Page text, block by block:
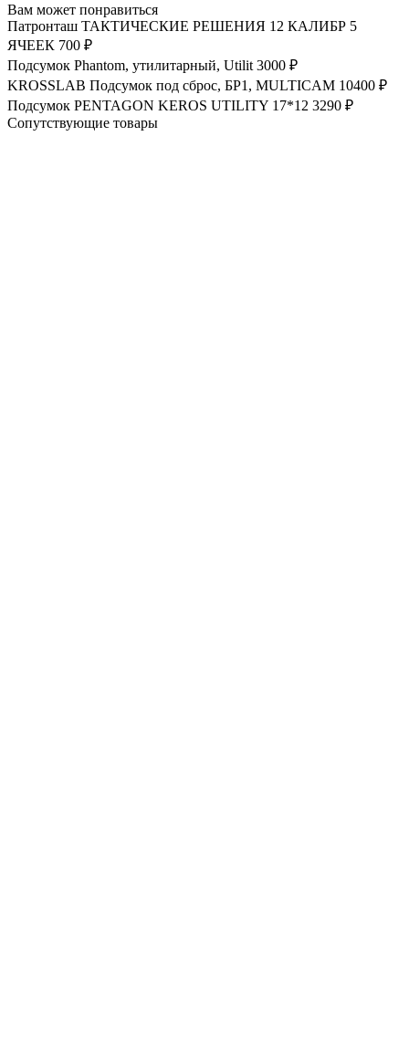
Вам может понравиться
Патронташ ТАКТИЧЕСКИЕ РЕШЕНИЯ 12 КАЛИБР 5
ЯЧЕЕК 700 ₽
Подсумок Phantom, утилитарный, Utilit 3000 ₽
KROSSLAB Подсумок под сброс, БР1, MULTICAM 10400 ₽
Подсумок PENTAGON KEROS UTILITY 17*12 3290 ₽
Сопутствующие товары